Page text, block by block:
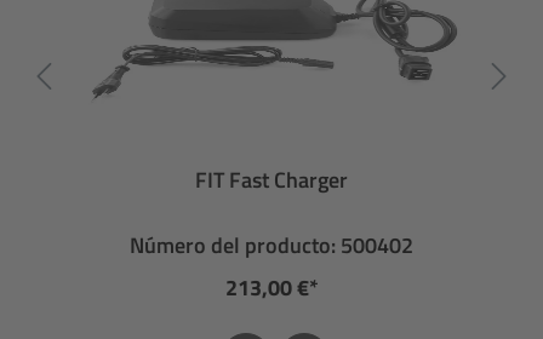
FIT Fast Charger
Número del producto: 500402
213,00 €*